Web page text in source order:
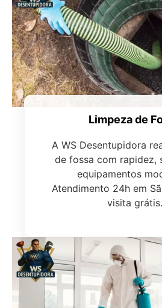
Limpeza de
A WS Desentupidora
de fossa com rapidez,
equipamentos
Atendimento 24h em
visita grátis.